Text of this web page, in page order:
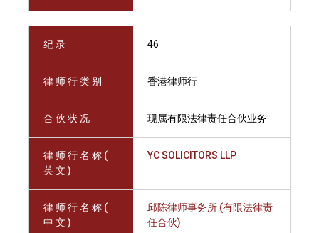
纪 录 46
律 师 行 类 别 香港律师行
合 伙 状 况 现属有限法律责任合伙业务
律 师 行 名 称 (
英 文 )
YC SOLICITORS LLP
律 师 行 名 称 (
中 文 )
邱陈律师事务所 (有限法律责
任合伙)